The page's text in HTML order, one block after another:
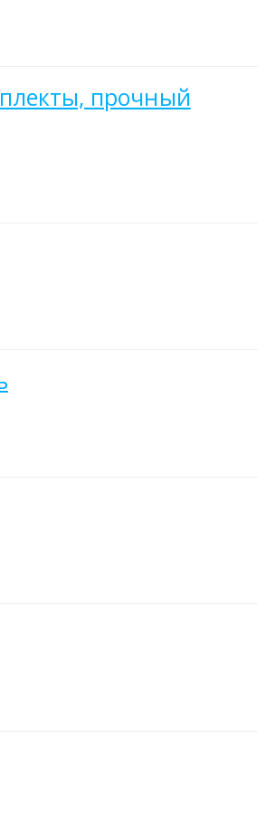
прочный